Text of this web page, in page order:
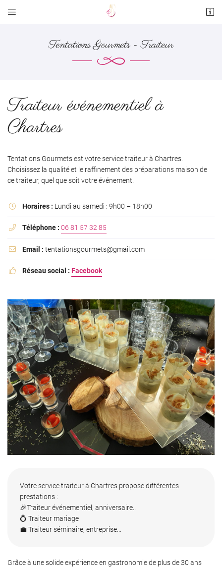
 
06 81 57 32 85
En cochant cette case, vous consentez à recevoir nos propositions commerciales à
l'adresse email indiqué ci-dessus. Vous pouvez vous désinscrire à tout moment en
INSCRIPTION
Tentations Gourmets - Traiteur
Traiteur événementiel à
Chartres
Tentations Gourmets est votre service traiteur à Chartres.
Choisissez la qualité et le raffinement des préparations maison de
ce traiteur, quel que soit votre événement.
 Horaires : Lundi au samedi : 9h00 – 18h00
 Téléphone : 06 81 57 32 85
 Email : tentationsgourmets@gmail.com
 Réseau social : Facebook
Votre service traiteur à Chartres propose différentes
prestations :
🎉Traiteur événementiel, anniversaire..
💍 Traiteur mariage
💼 Traiteur séminaire, entreprise...
Grâce à une solide expérience en gastronomie de plus de 30 ans